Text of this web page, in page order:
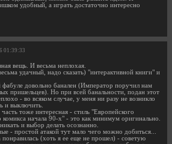
удобный, а играть достаточно интересно
01:39:33
вещь. И весьма неплохая.
удачный, надо сказать) "интерактивной книги" и
довольно банален (Император поручил нам
пришельцев). Но при всей банальности, подан этот
- во всяком случае, у меня ни разу не возникло
и выключить.
тоже интересная - стиль "Европейского
комикса начала 90-х" - это как минимум оригинально.
и выбор делать осознанно.
- простой атакой тут мало чего можно добиться...
(хоть я ее еще не прошел) - советую